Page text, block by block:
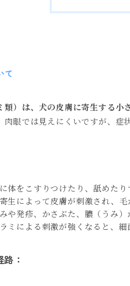
て
類）は、犬の皮膚に寄生する小
肉眼では見えにくいですが、症
体をこすりつけたり、舐めたり
寄生によって皮膚が刺激され、毛
や発疹、かさぶた、膿（うみ）
ミによる刺激が強くなると、
：